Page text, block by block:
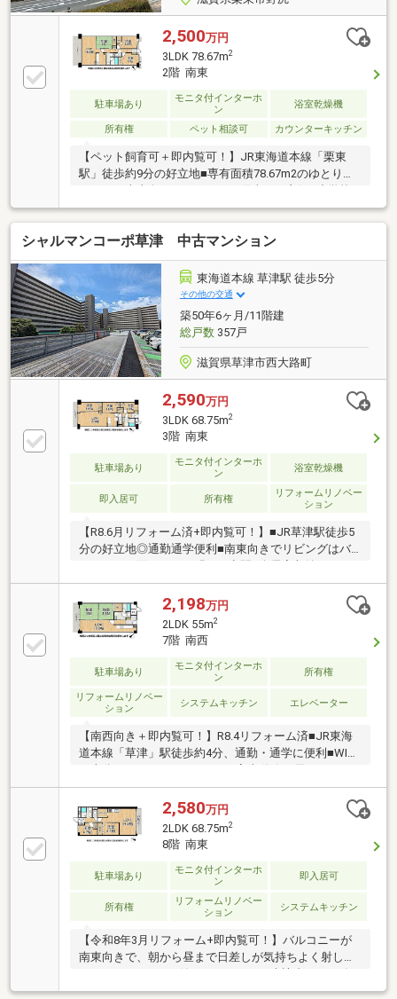
2,500万円
3LDK 78.67m2
2階 南東
駐車場あり
モニタ付インターホ
ン
浴室乾燥機
所有権 ペット相談可 カウンターキッチン
【ペット飼育可＋即内覧可！】JR東海道本線「栗東
駅」徒歩約9分の好立地■専有面積78.67m2のゆとりあ
まで徒歩約6分で子育て環境も充実
シャルマンコーポ草津 中古マンション
東海道本線 草津駅 徒歩5分
その他の交通
築50年6ヶ月/11階建
総戸数357戸
滋賀県草津市西大路町
2,590万円
3LDK 68.75m2
3階 南東
駐車場あり
モニタ付インターホ
ン
浴室乾燥機
即入居可 所有権
リフォームリノベー
ション
【R8.6月リフォーム済+即内覧可！】■JR草津駅徒歩5
分の好立地◎通勤通学便利■南東向きでリビングはバ
リークローゼットもあり収納充実
2,198万円
2LDK 55m2
7階 南西
駐車場あり
モニタ付インターホ
ン
所有権
リフォームリノベー
ション
システムキッチン エレベーター
【南西向き＋即内覧可！】R8.4リフォーム済■JR東海
道本線「草津」駅徒歩約4分、通勤・通学に便利■WIC
バルコニー
2,580万円
2LDK 68.75m2
8階 南東
駐車場あり
モニタ付インターホ
ン
即入居可
所有権
リフォームリノベー
ション
システムキッチン
【令和8年3月リフォーム+即内覧可！】バルコニーが
南東向きで、朝から昼まで日差しが気持ちよく射し込
然。■宅配BOX付き。防犯にも役立ちます。